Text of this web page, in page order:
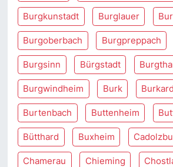
Burgkunstadt Burglauer
Burgoberbach Burgpreppach
Burgsinn Bürgstadt
Burgwindheim Burk
Burtenbach Buttenheim
Bütthard Buxheim
Chamerau Chieming